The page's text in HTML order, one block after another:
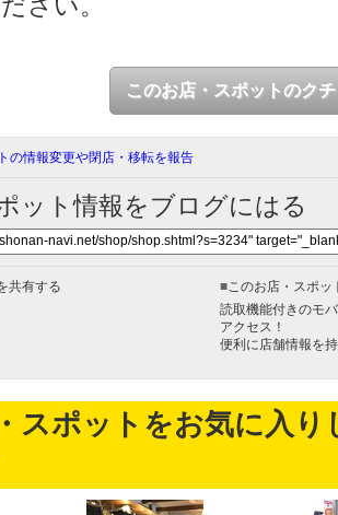
このお店・スポットのク
の情報変更や閉店・移転を報告
ット情報をブログにはる
共有する ■ このお店・スポ
読取機能付きのモ
アクセス！
便利に店舗情報を
スポットをお気に入